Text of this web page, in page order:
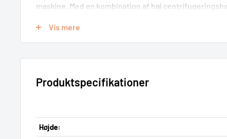
maskine. Med en kombination af høj
hverdagen, især i lejligheder, bryggerser og hjem
Vis mere
Produktspecifikationer
Højde: